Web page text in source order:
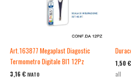
Art.163877 Megaplast Diagostic
Termometro Digitale Bl1 12Pz
3,16 € IVATO
1,50 €
all